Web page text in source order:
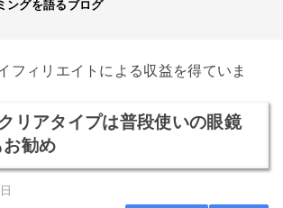
ングを語るブログ
フィリエイトによる収益を得ていま
リアタイプは普段使いの眼鏡
お勧め